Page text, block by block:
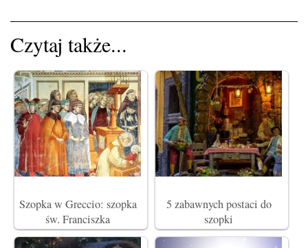
Czytaj także...
Szopka w Greccio: szopka
św. Franciszka
5 zabawnych postaci do
szopki